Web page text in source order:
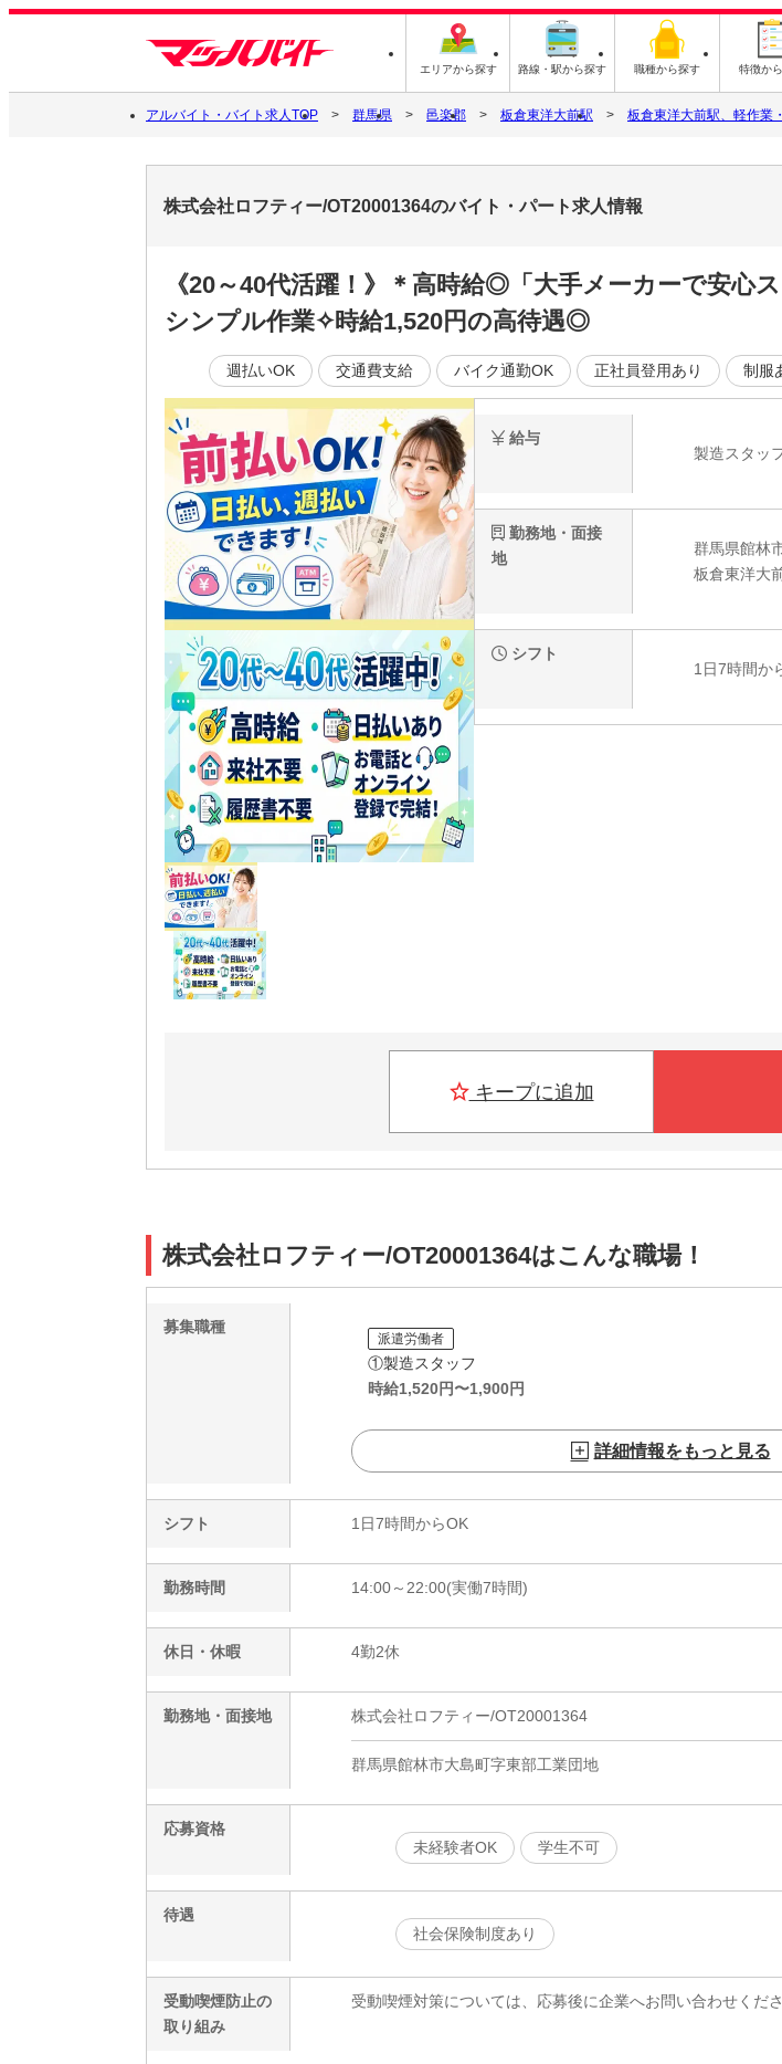
エリアから探す 路線・駅から探す 職種から探す 特徴か
アルバイト・バイト求人TOP 群馬県 邑楽郡 板倉東洋大前駅 板倉東洋大前駅、軽作業
株式会社ロフティー/OT20001364のバイト・パート求人情報
《20～40代活躍！》＊高時給◎「大手メーカーで安心
シンプル作業✧時給1,520円の高待遇◎
週払いOK 交通費支給 バイク通勤OK 正社員登用あり 制服
給与
製造スタッ
勤務地・面接
地
群馬県館林
板倉東洋大
シフト
1日7時間か
キープに追加
株式会社ロフティー/OT20001364はこんな職場！
募集職種
派遣労働者
①製造スタッフ
時給1,520円〜1,900円
詳細情報をもっと見る
シフト 1日7時間からOK
勤務時間 14:00～22:00(実働7時間)
休日・休暇 4勤2休
勤務地・面接地 株式会社ロフティー/OT20001364
群馬県館林市大島町字東部工業団地
応募資格
未経験者OK
学生不可
待遇
社会保険制度あり
受動喫煙防止の
取り組み
受動喫煙対策については、応募後に企業へお問い合わせくだ